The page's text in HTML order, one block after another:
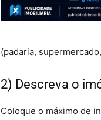
(padaria,
2) Descreva o
Coloque o máximo de